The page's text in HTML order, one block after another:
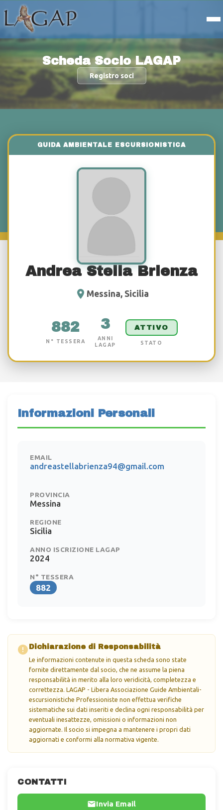
Scheda Socio LAGAP
Registro soci
Andrea Stella Brienza
Messina, Sicilia
882
N° TESSERA
3
ANNI
LAGAP
ATTIVO
STATO
CONTATTI
Invia Email
Informazioni Personali
EMAIL
andreastellabrienza94@gmail.com
PROVINCIA
Messina
REGIONE
Sicilia
ANNO ISCRIZIONE LAGAP
2024
N° TESSERA
882
Dichiarazione di Responsabilità
Le informazioni contenute in questa scheda sono state
fornite direttamente dal socio, che ne assume la piena
responsabilità in merito alla loro veridicità, completezza e
correttezza. LAGAP - Libera Associazione Guide Ambientali-
escursionistiche Professioniste non effettua verifiche
sistematiche sui dati inseriti e declina ogni responsabilità per
eventuali inesattezze, omissioni o informazioni non
aggiornate. Il socio si impegna a mantenere i propri dati
aggiornati e conformi alla normativa vigente.